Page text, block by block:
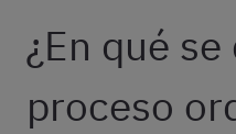
¿En qué
proceso